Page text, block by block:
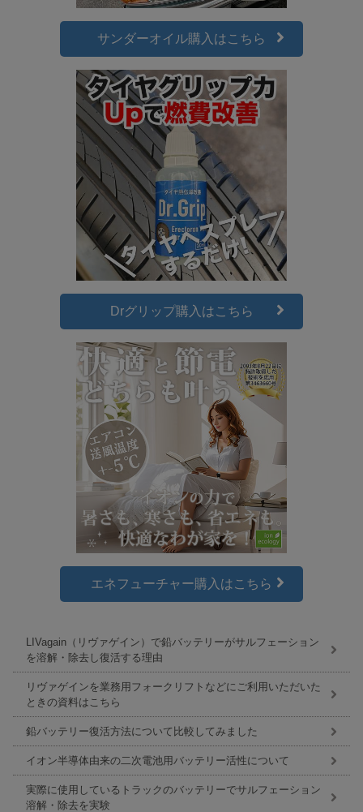
サンダーオイル購入はこちら
Drグリップ購入はこちら
エネフューチャー購入はこちら
LIVagain（リヴァゲイン）で鉛バッテリーがサルフェーション
を溶解・除去し復活する理由
リヴァゲインを業務用フォークリフトなどにご利用いただいた
ときの資料はこちら
鉛バッテリー復活方法について比較してみました
イオン半導体由来の二次電池用バッテリー活性について
実際に使用しているトラックのバッテリーでサルフェーション
溶解・除去を実験